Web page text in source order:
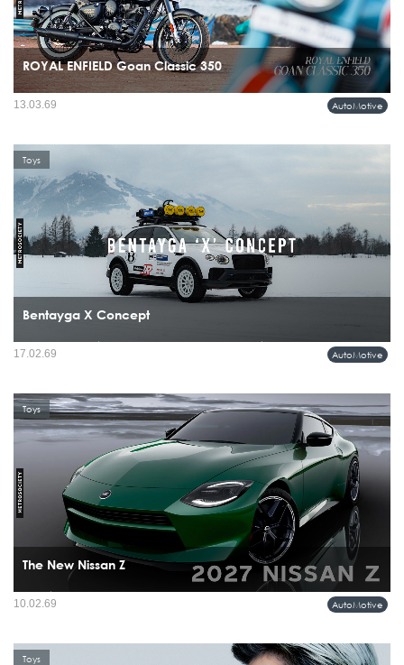
ROYAL ENFIELD Goan Classic 350
การมาถึงของ Royal Enfield Goan Classic 350 ในประเทศไทยกลับเลือกเดินอีกทาง
มันไม่ได้ตะโกน แต่มีเสน่ห์แบบคนที่มั่นใจในตัวเองพอจะไม่ต้องพูดเยอะ...
AutoMotive
13.03.69
Bentayga X Concept
Bentley Motors เมื่อเลือกเปิดตัว Bentayga ‘X’ Concept ที่เวทีระดับไอคอนอย่าง FAT
Ice Race ณ เมือง Zell am See ประเทศ Austria ท่ามกลางหิมะ เสียงเครื่องยนต์ และ
Toys
AutoMotive
17.02.69
The New Nissan Z
ในยุคที่พาดหัวข่าวรถยนต์เต็มไปด้วยคำว่า EV และ AI การมาถึงของ Nissan Z รุ่น
ปรับโฉมล่าสุด กลับรู้สึกเหมือนการย้ำจุดยืนที่ชัดเจน สปอร์ตคาร์คูเป้แบบอนาล็อก
Toys
AutoMotive
10.02.69
Toys